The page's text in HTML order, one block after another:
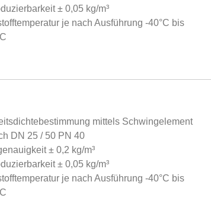
± 0,05 kg/m³
je nach Ausführung -40°C bis
mittels Schwingelement
DN 25 / 50 PN 40
± 0,2 kg/m³
± 0,05 kg/m³
je nach Ausführung -40°C bis